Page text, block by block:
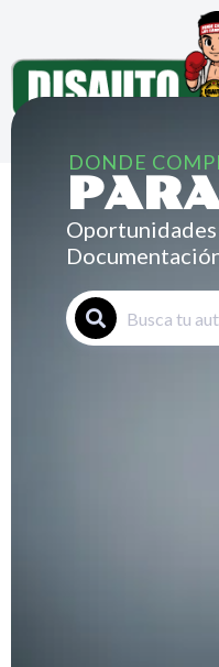
Saltar
DONDE